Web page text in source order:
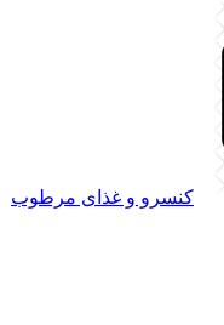
کنسرو و غذای مرطوب